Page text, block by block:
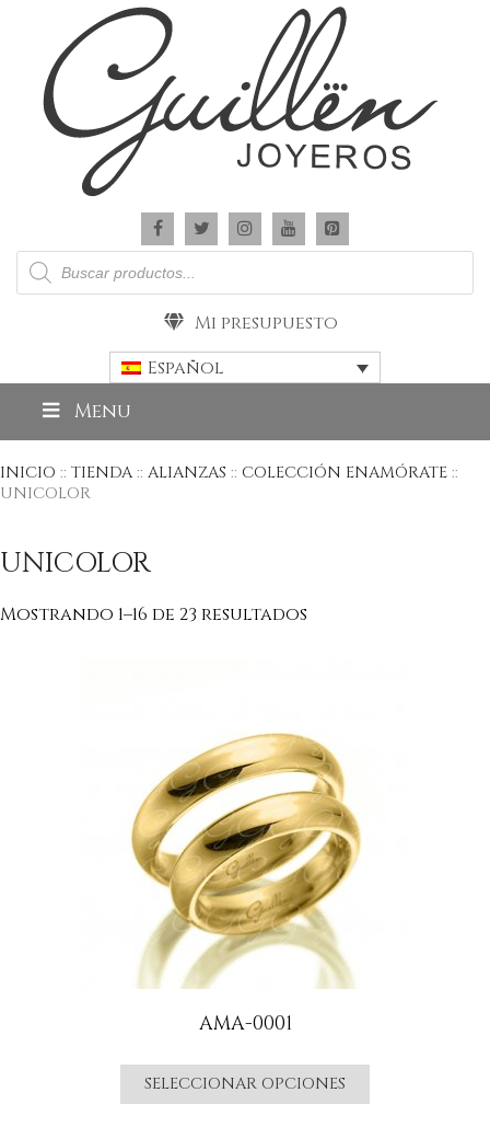
Búsqueda
de
productos
Mi presupuesto
Español
Menu
INICIO :: TIENDA :: ALIANZAS :: COLECCIÓN ENAMÓRATE ::
UNICOLOR
UNICOLOR
Mostrando 1–16 de 23 resultados
AMA-0001
SELECCIONAR OPCIONES